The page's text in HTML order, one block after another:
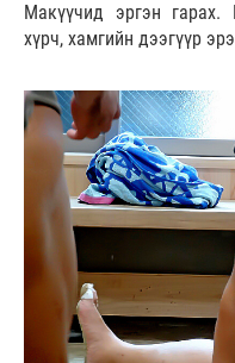
Макүүчид эргэн гарах.
хүрч, хамгийн дээгүүр